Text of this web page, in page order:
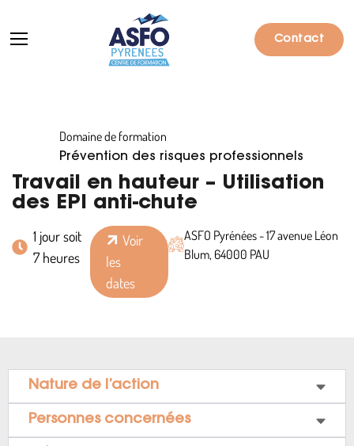
Contact
Formations
Particuliers
Entreprises
Qui sommes-nous ?
Domaine de formation
Prévention des risques professionnels
Travail en hauteur – Utilisation
des EPI anti-chute
1 jour soit
7 heures
Voir
les
dates
ASFO Pyrénées - 17 avenue Léon
Blum, 64000 PAU
Nature de l’action
Personnes concernées